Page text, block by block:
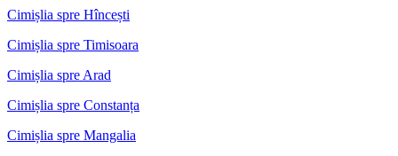
Cimișlia spre Hîncești
Cimișlia spre Timisoara
Cimișlia spre Arad
Cimișlia spre Constanța
Cimișlia spre Mangalia